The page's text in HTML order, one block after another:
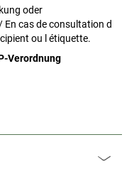
oder
cas de consultation d
ou l étiquette.
Verordnung